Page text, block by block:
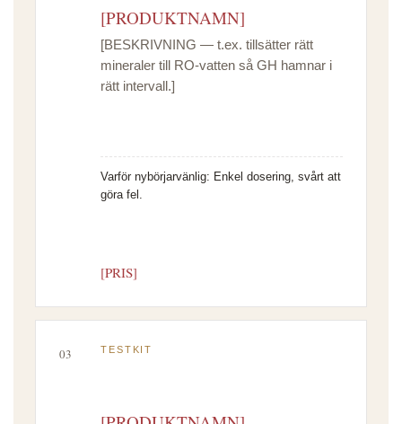
[PRODUKTNAMN]
[BESKRIVNING — t.ex. tillsätter rätt
mineraler till RO-vatten så GH hamnar i
rätt intervall.]
Varför nybörjarvänlig: Enkel dosering, svårt att
göra fel.
[PRIS]
03 TESTKIT